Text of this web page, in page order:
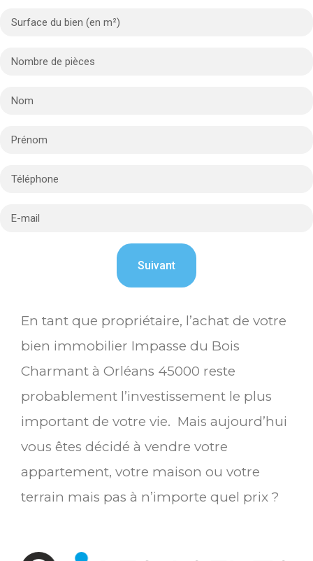
En tant que propriétaire, l’achat de votre
bien immobilier Impasse du Bois
Charmant à Orléans 45000 reste
probablement l’investissement le plus
important de votre vie. Mais aujourd’hui
vous êtes décidé à vendre votre
appartement, votre maison ou votre
terrain mais pas à n’importe quel prix ?